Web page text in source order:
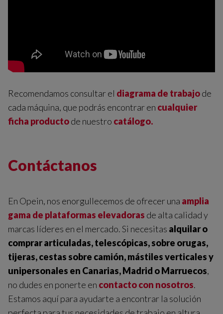
Recomendamos consultar el diagrama de trabajode
cada máquina, que podrás encontrar en cualquier
ficha productode nuestro catálogo.
Contáctanos
En Opein, nos enorgullecemos de ofrecer una amplia
gama de plataformas elevadoras de alta calidad y
marcas líderes en el mercado. Si necesitas alquilar o
comprar articuladas, telescópicas, sobre orugas,
tijeras, cestas sobre camión, mástiles verticales y
unipersonales en Canarias, Madrid o Marruecos,
no dudes en ponerte en contacto con nosotros.
Estamos aquí para ayudarte a encontrar la solución